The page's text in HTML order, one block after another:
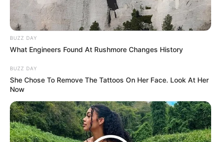
(foto: boredpanda)
2. Stiker yang terlepas berhasil terlihat seperti mata,
sedangkan dua lubang dibawahnya seperti hidung dan
mulut yang menganga
BUZZ DAY
What Engineers Found At Rushmore Changes History
BUZZ DAY
She Chose To Remove The Tattoos On Her Face. Look At Her
Now